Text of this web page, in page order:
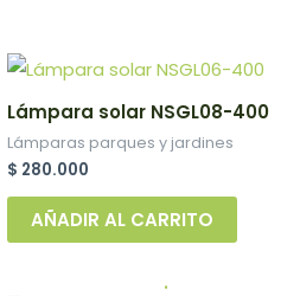
Lámpara solar NSGL08-400
Lámparas parques y jardines
$ 280.000
AÑADIR AL CARRITO
.